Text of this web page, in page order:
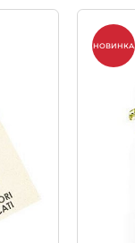
НОВИНКА